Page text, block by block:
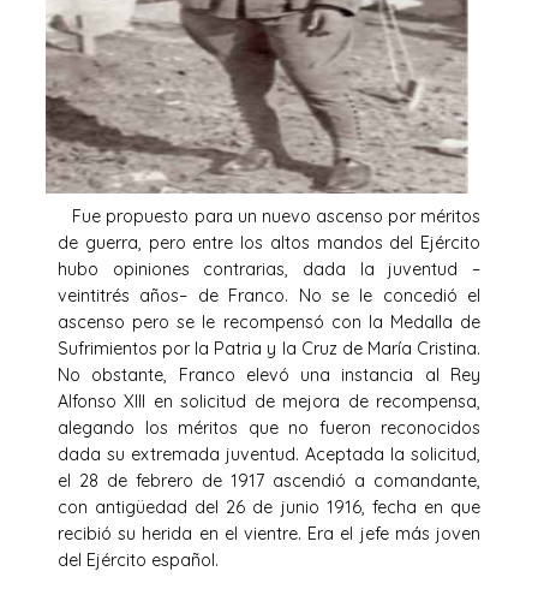
Fue propuesto para un nuevo ascenso por méritos
de guerra, pero entre los altos mandos del Ejército
hubo opiniones contrarias, dada la juventud –
veintitrés años– de Franco. No se le concedió el
ascenso pero se le recompensó con la Medalla de
Sufrimientos por la Patria y la Cruz de María Cristina.
No obstante, Franco elevó una instancia al Rey
Alfonso XIII en solicitud de mejora de recompensa,
alegando los méritos que no fueron reconocidos
dada su extremada juventud. Aceptada la solicitud,
el 28 de febrero de 1917 ascendió a comandante,
con antigüedad del 26 de junio 1916, fecha en que
recibió su herida en el vientre. Era el jefe más joven
del Ejército español.